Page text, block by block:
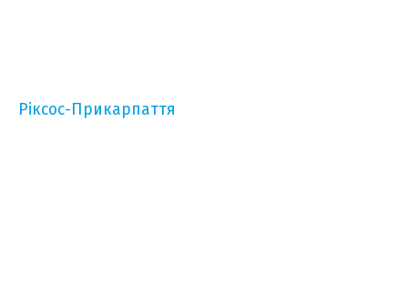
Ріксос-Прикарпаття